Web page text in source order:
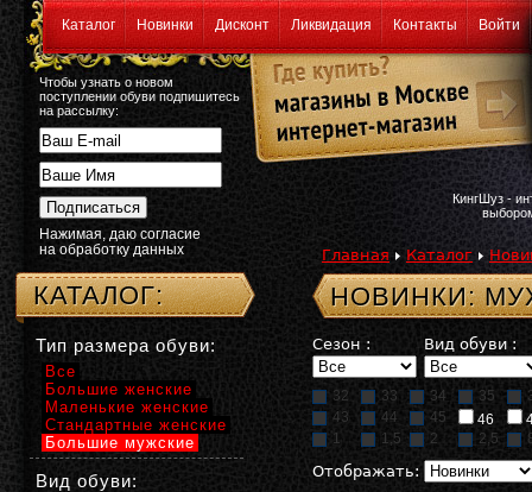
Каталог Новинки Дисконт Ликвидация Контакты Войти
Чтобы узнать о новом
поступлении обуви подпишитесь
на рассылку:
Нажимая, даю согласие
на обработку данных
КингШуз -
Главная Каталог
НОВИНКИ:
Сезон : Вид обуви :
32 33 34 35
43
44 45 46
1
1,5 2 2,5
Отображать:
КАТАЛОГ:
Тип размера обуви:
Все
Большие женские
Маленькие женские
Стандартные женские
Большие мужские
Вид обуви: